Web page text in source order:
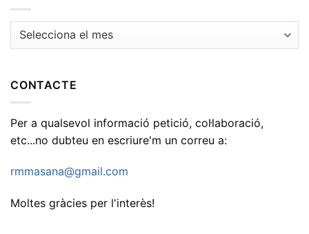
Arxius
CONTACTE
Per a qualsevol informació petició, col·laboració,
etc...no dubteu en escriure'm un correu a:
rmmasana@gmail.com
Moltes gràcies per l'interès!